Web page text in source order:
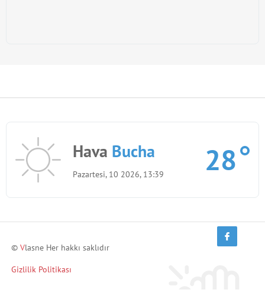
Hava Bucha
Pazartesi, 10 2026, 13:39 28
© Vlasne Her hakkı saklıdır
Gizlilik Politikası